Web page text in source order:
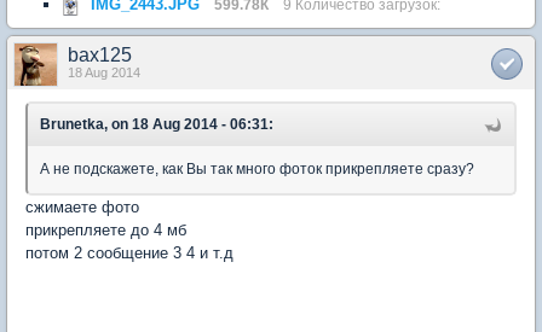
IMG_2443.JPG 599.78К 9 Количество загрузок:
bax125
18 Aug 2014
Brunetka, on 18 Aug 2014 - 06:31:
А не подскажете, как Вы так много фоток прикрепляете сразу?
сжимаете фото
прикрепляете до 4 мб
потом 2 сообщение 3 4 и т.д